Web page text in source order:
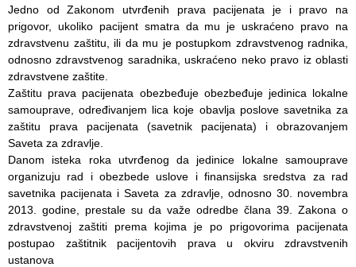
Jedno od Zakonom utvrđenih prava pacijenata je i pravo na
prigovor, ukoliko pacijent smatra da mu je uskraćeno pravo na
zdravstvenu zaštitu, ili da mu je postupkom zdravstvenog radnika,
odnosno zdravstvenog saradnika, uskraćeno neko pravo iz oblasti
zdravstvene zaštite.
Zaštitu prava pacijenata obezbeđuje obezbeđuje jedinica lokalne
samouprave, određivanjem lica koje obavlјa poslove savetnika za
zaštitu prava pacijenata (savetnik pacijenata) i obrazovanjem
Saveta za zdravlјe.
Danom isteka roka utvrđenog da jedinice lokalne samouprave
organizuju rad i obezbede uslove i finansijska sredstva za rad
savetnika pacijenata i Saveta za zdravlјe, odnosno 30. novembra
2013. godine, prestale su da važe odredbe člana 39. Zakona o
zdravstvenoj zaštiti prema kojima je po prigovorima pacijenata
postupao zaštitnik pacijentovih prava u okviru zdravstvenih
ustanova
Služba za
zdravstvenu
zaštitu žena
stomatološke
zaštite
Služba za
specijalističko
konsultativnu
delatnost